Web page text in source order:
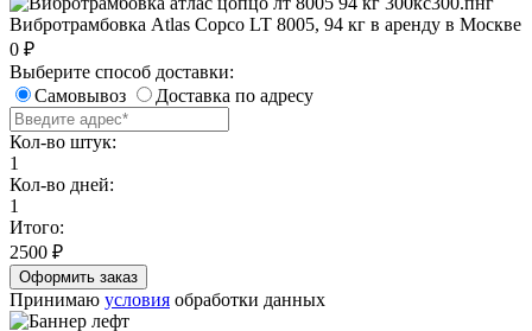
Вибротрамбовка Atlas Copco LT 8005, 94 кг в аренду в Москве
0 ₽
Выберите способ доставки:
Самовывоз
Доставка по адресу
Кол-во штук:
1
Кол-во дней:
1
Итого:
2500 ₽
Принимаю условия обработки данных